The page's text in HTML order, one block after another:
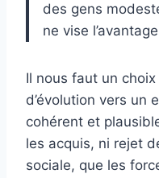
des gens
ne vise
Il nous faut un
d’évolution vers un
cohérent et
les acquis, ni rejet
sociale, que les